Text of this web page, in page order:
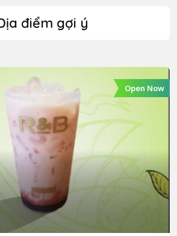
điểm gợi ý
Open Now